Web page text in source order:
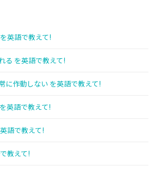
英語で教えて!
る を英語で教えて!
に作動しない を英語で教えて!
英語で教えて!
語で教えて!
教えて!